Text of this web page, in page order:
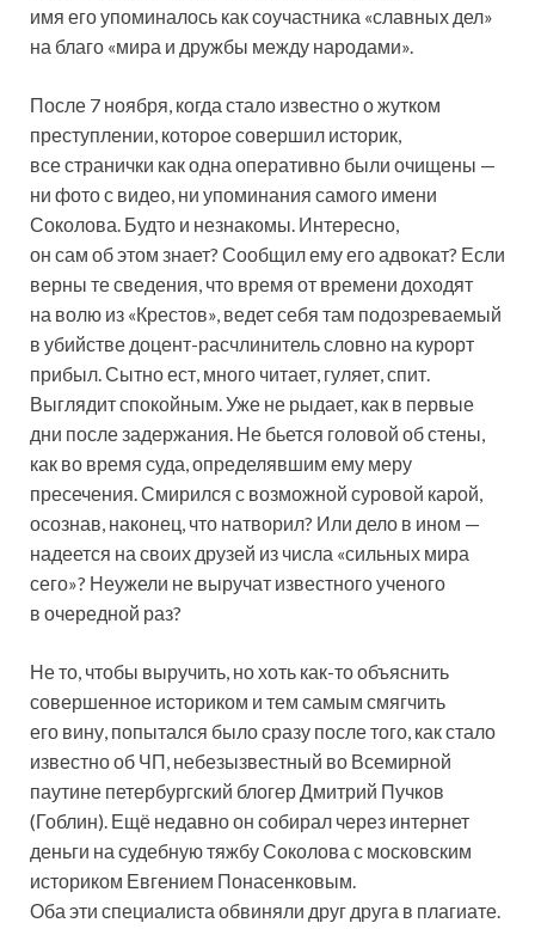
имя его упоминалось как соучастника «славных дел»
на благо «мира и дружбы между народами».
После 7 ноября, когда стало известно о жутком
преступлении, которое совершил историк,
все странички как одна оперативно были очищены —
ни фото с видео, ни упоминания самого имени
Соколова. Будто и незнакомы. Интересно,
он сам об этом знает? Сообщил ему его адвокат? Если
верны те сведения, что время от времени доходят
на волю из «Крестов», ведет себя там подозреваемый
в убийстве доцент-расчлинитель словно на курорт
прибыл. Сытно ест, много читает, гуляет, спит.
Выглядит спокойным. Уже не рыдает, как в первые
дни после задержания. Не бьется головой об стены,
как во время суда, определявшим ему меру
пресечения. Смирился с возможной суровой карой,
осознав, наконец, что натворил? Или дело в ином —
надеется на своих друзей из числа «сильных мира
сего»? Неужели не выручат известного ученого
в очередной раз?
Не то, чтобы выручить, но хоть как-то объяснить
совершенное историком и тем самым смягчить
его вину, попытался было сразу после того, как стало
известно об ЧП, небезызвестный во Всемирной
паутине петербургский блогер Дмитрий Пучков
(Гоблин). Ещё недавно он собирал через интернет
деньги на судебную тяжбу Соколова с московским
историком Евгением Понасенковым.
Оба эти специалиста обвиняли друг друга в плагиате.